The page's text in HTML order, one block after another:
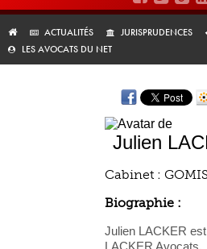
ACTUALITÉS JURISPRUDENCES
LES AVOCATS DU NET
Julien
Cabinet :
Biographie :
Julien LACKER